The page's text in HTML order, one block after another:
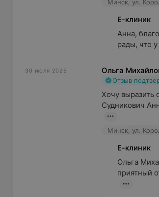
Минск, ул.
Е-клиник
Анна,
рады, что
30 июля 2026 Ольга
Отзыв
Хочу выразить
Судникович
Минск, ул.
Е-клиник
Ольга
приятный